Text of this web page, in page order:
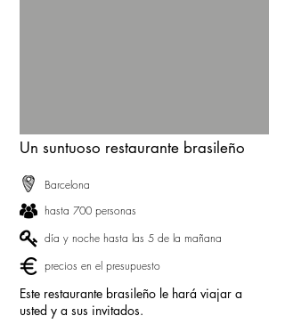
Un suntuoso restaurante brasileño
Barcelona
hasta 700 personas
día y noche hasta las 5 de la mañana
precios en el presupuesto
Este restaurante brasileño le hará viajar a
usted y a sus invitados.